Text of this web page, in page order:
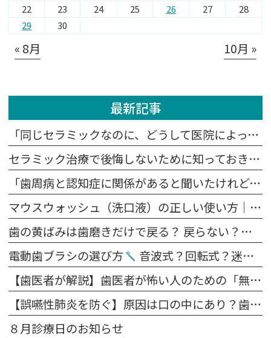
22
23 24 25 26 27
28
29
30
« 8月 10月 »
最新記事
「同じセラミックなのに、どうして医院によって値段が違うの？」
セラミック治療で後悔しないために知っておきたい5つの注意点
「歯周病と認知症に関係があると聞いたけれど、本当？」
マウスウォッシュ（洗口液）の正しい使い方｜歯磨きの前？後？効果を高めるポイント
歯の黄ばみは歯磨きだけで戻る？ 戻らない？原因別に解説します
電動歯ブラシの選び方
音波式？回転式？迷ったらこれを見てください。
【歯医者が解説】歯医者が怖い人のための「無痛治療」の裏側｜麻酔の痛みを抑える4つの工夫
【誤嚥性肺炎を防ぐ】原因は口の中にあり？歯科医が教える予防法
８月診療日のお知らせ